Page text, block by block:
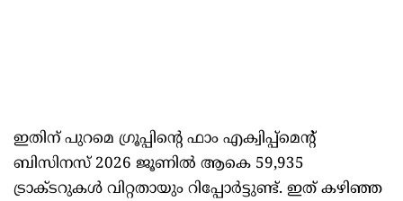
ഇതിന് പുറമെ ഗ്രൂപ്പിന്റെ ഫാം എക്വിപ്പ്മെന്റ്
ബിസിനസ് 2026 ജൂണിൽ ആകെ 59,935
ട്രാക്ടറുകൾ വിറ്റതായും റിപ്പോർട്ടുണ്ട്. ഇത് കഴിഞ്ഞ